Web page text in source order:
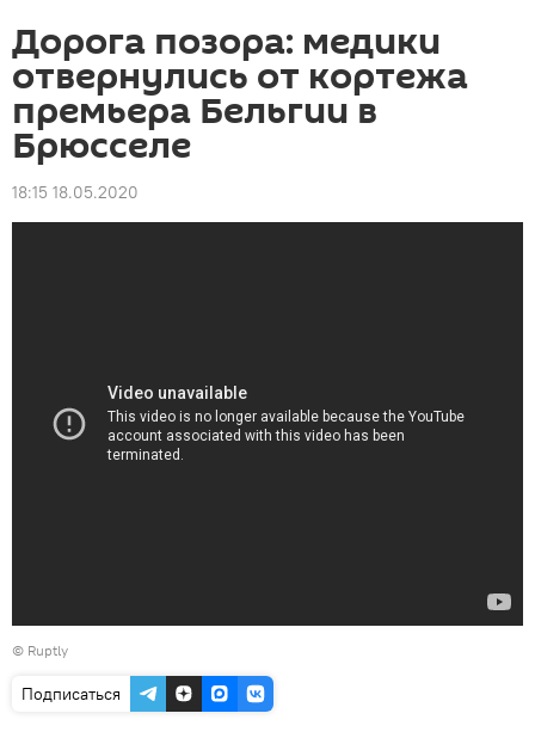
Дорога позора: медики
отвернулись от кортежа
премьера Бельгии в
Брюсселе
18:15 18.05.2020
© Ruptly
Подписаться